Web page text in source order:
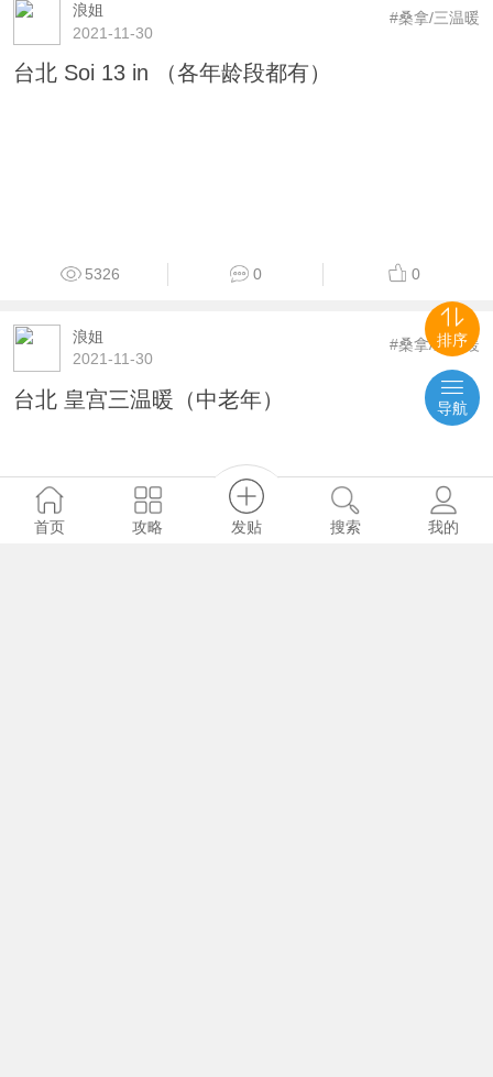
浪姐
2021-11-30
#桑拿/三温暖
台北 Soi 13 in （各年龄段都有）
5326 0 0
浪姐
2021-11-30
#桑拿/三温暖
台北 皇宫三温暖（中老年）
首页 攻略 发贴 搜索 我的
排序
导航